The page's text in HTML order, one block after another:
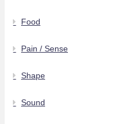
Food
Pain / Sense
Shape
Sound